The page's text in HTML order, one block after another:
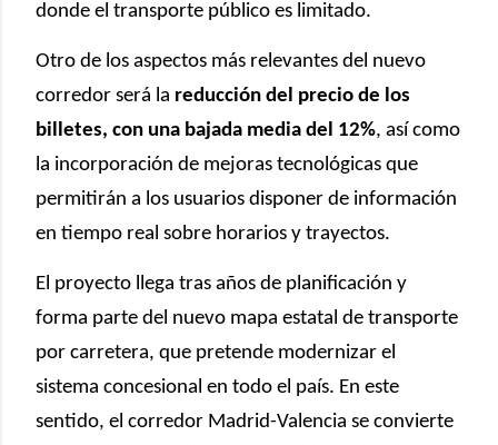
donde el transporte público es limitado.
Otro de los aspectos más relevantes del nuevo
corredor será la reducción del precio de los
billetes, con una bajada media del 12%, así como
la incorporación de mejoras tecnológicas que
permitirán a los usuarios disponer de información
en tiempo real sobre horarios y trayectos.
El proyecto llega tras años de planificación y
forma parte del nuevo mapa estatal de transporte
por carretera, que pretende modernizar el
sistema concesional en todo el país. En este
sentido, el corredor Madrid-Valencia se convierte